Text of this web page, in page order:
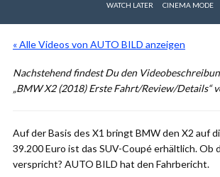
WATCH LATER CINEMA MODE
« Alle Videos von AUTO BILD anzeigen
Nachstehend findest Du den
„BMW X2 (2018) Erste Fahrt/Review/Details“
Auf der Basis des X1 bringt BMW den X2 auf
39.200 Euro ist das SUV-Coupé erhältlich. Ob
verspricht? AUTO BILD hat den Fahrbericht.